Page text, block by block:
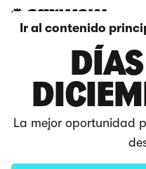
Ir al contenido
La mejor oportunidad